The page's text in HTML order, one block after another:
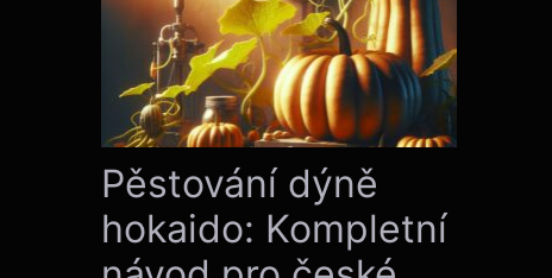
Pěstování dýně
hokaido: Kompletní